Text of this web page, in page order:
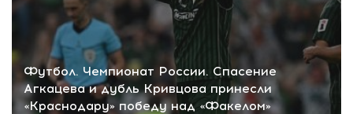
Футбол. Чемпионат России. Спасение
Агкацева и дубль Кривцова принесли
«Краснодару» победу над «Факелом»